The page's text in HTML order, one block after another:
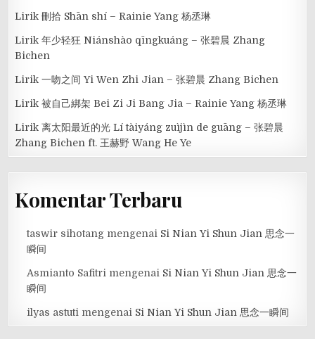
Lirik 刪拾 Shān shí – Rainie Yang 杨丞琳
Lirik 年少轻狂 Niánshào qīngkuáng – 张碧晨 Zhang
Bichen
Lirik 一吻之间 Yi Wen Zhi Jian – 张碧晨 Zhang Bichen
Lirik 被自己綁架 Bei Zi Ji Bang Jia – Rainie Yang 杨丞琳
Lirik 离太阳最近的光 Lí tàiyáng zuìjìn de guāng – 张碧晨
Zhang Bichen ft. 王赫野 Wang He Ye
Komentar Terbaru
taswir sihotang mengenai Si Nian Yi Shun Jian 思念一
瞬间
Asmianto Safitri mengenai Si Nian Yi Shun Jian 思念一
瞬间
ilyas astuti mengenai Si Nian Yi Shun Jian 思念一瞬间